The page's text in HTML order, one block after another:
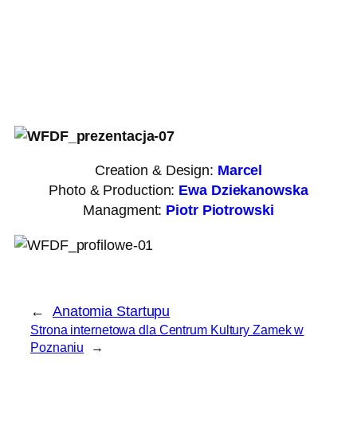
Creation & Design: Marcel
Photo & Production: Ewa Dziekanowska
Managment: Piotr Piotrowski
← Anatomia Startupu
Strona internetowa dla Centrum Kultury Zamek w
Poznaniu
→